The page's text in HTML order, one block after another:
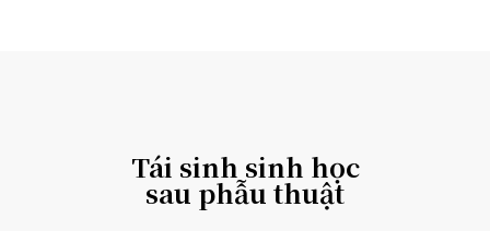
Tái sinh sinh học
sau phẫu thuật